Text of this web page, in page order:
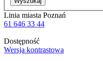
Linia miasta Poznań
61 646 33 44
Dostępność
Wersja kontrastowa